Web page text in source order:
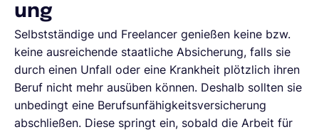
ung
Selbstständige und Freelancer genießen keine bzw.
keine ausreichende staatliche Absicherung, falls sie
durch einen Unfall oder eine Krankheit plötzlich ihren
Beruf nicht mehr ausüben können. Deshalb sollten sie
unbedingt eine Berufsunfähigkeitsversicherung
abschließen. Diese springt ein, sobald die Arbeit für